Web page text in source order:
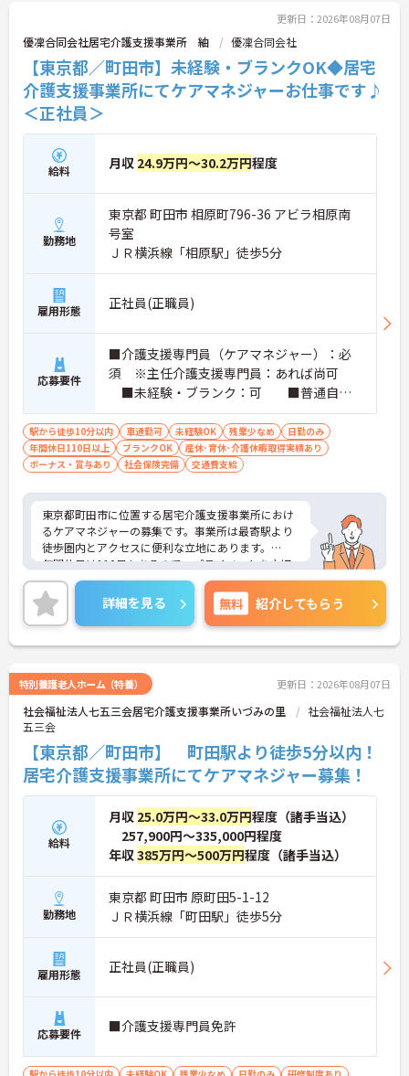
更新日：2026年08月07日
優凜合同会社居宅介護支援事業所 紬 優凜合同会社
【東京都／町田市】未経験・ブランクOK◆居宅
介護支援事業所にてケアマネジャーお仕事です♪
＜正社員＞
給料 月収 24.9万円～30.2万円程度
勤務地
東京都 町田市 相原町796-36 アビラ相原南
号室
ＪＲ横浜線「相原駅」徒歩5分
雇用形態 正社員(正職員)
応募要件
■介護支援専門員（ケアマネジャー）：必
須 ※主任介護支援専門員：あれば尚可
■未経験・ブランク：可 ■普通自動
車運転免許（AT限定可）：必須
駅から徒歩10分以内 車通勤可 未経験OK 残業少なめ
日勤のみ
年間休日110日以上
ブランクOK
産休･育休･介護休暇取得実績あり
ボーナス・賞与あり
社会保険完備 交通費支給
東京都町田市に位置する居宅介護支援事業所におけ
るケアマネジャーの募集です。事業所は最寄駅より
徒歩圏内とアクセスに便利な立地にあります。
年間休日は110日もあるので、プライベートを大切
にしながらご勤務いただけます。
ご興味のある方には、面接対策ポイントなど、さら
に詳細をお話しいたしますのでお気軽にご相談くだ
さい！
詳細を見る 無料 紹介してもらう
特別養護老人ホーム（特養） 更新日：2026年08月07日
社会福祉法人七五三会居宅介護支援事業所いづみの里
社会福祉法人七
五三会
【東京都／町田市】 町田駅より徒歩5分以内！
居宅介護支援事業所にてケアマネジャー募集！
給料
月収 25.0万円～33.0万円程度（諸手当込）
257,900円～335,000円程度
年収385万円～500万円程度（諸手当込）
勤務地
東京都 町田市 原町田5-1-12
ＪＲ横浜線「町田駅」徒歩5分
雇用形態 正社員(正職員)
応募要件 ■介護支援専門員免許